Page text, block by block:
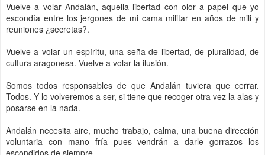
Vuelve a volar Andalán, aquella libertad con olor a papel que yo
escondía entre los jergones de mi cama militar en años de mili y
reuniones ¿secretas?.
Vuelve a volar un espíritu, una seña de libertad, de pluralidad, de
cultura aragonesa. Vuelve a volar la ilusión.
Somos todos responsables de que Andalán tuviera que cerrar.
Todos. Y lo volveremos a ser, si tiene que recoger otra vez la alas y
posarse en la nada.
Andalán necesita aire, mucho trabajo, calma, una buena dirección
voluntaria con mano fría pues vendrán a darle gorrazos los
escondidos de siempre.